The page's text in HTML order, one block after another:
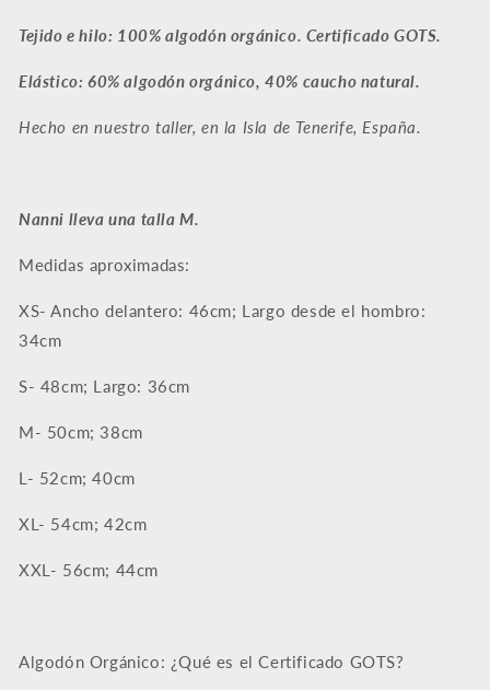
Tejido e hilo: 100% algodón orgánico. Certificado GOTS.
Elástico: 60% algodón orgánico, 40% caucho natural.
Hecho en nuestro taller, en la Isla de Tenerife, España.
Nanni lleva una talla M.
Medidas aproximadas:
XS- Ancho delantero: 46cm; Largo desde el hombro:
34cm
S- 48cm; Largo: 36cm
M- 50cm; 38cm
L- 52cm; 40cm
XL- 54cm; 42cm
XXL- 56cm; 44cm
Algodón Orgánico: ¿Qué es el Certificado GOTS?